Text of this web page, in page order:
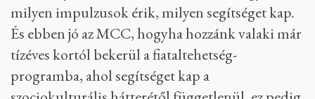
milyen impulzusok érik, milyen segítséget kap.
És ebben jó az MCC, hogyha hozzánk valaki már
tízéves kortól bekerül a fiataltehetség-
programba, ahol segítséget kap a